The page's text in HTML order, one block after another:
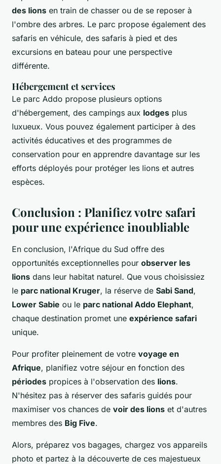
des lions en train de chasser ou de se reposer à
l'ombre des arbres. Le parc propose également des
safaris en véhicule, des safaris à pied et des
excursions en bateau pour une perspective
différente.
Hébergement et services
Le parc Addo propose plusieurs options
d'hébergement, des campings aux lodges plus
luxueux. Vous pouvez également participer à des
activités éducatives et des programmes de
conservation pour en apprendre davantage sur les
efforts déployés pour protéger les lions et autres
espèces.
Conclusion : Planifiez votre safari
pour une expérience inoubliable
En conclusion, l'Afrique du Sud offre des
opportunités exceptionnelles pour observer les
lions dans leur habitat naturel. Que vous choisissiez
le parc national Kruger, la réserve de Sabi Sand,
Lower Sabie ou le parc national Addo Elephant,
chaque destination promet une expérience safari
unique.
Pour profiter pleinement de votre voyage en
Afrique, planifiez votre séjour en fonction des
périodes propices à l'observation des lions.
N'hésitez pas à réserver des safaris guidés pour
maximiser vos chances de voir des lions et d'autres
membres des Big Five.
Alors, préparez vos bagages, chargez vos appareils
photo et partez à la découverte de ces majestueux